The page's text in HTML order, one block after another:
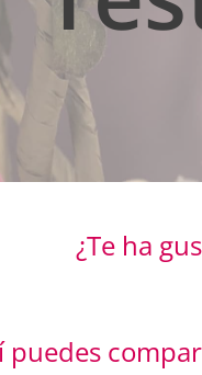
¿Te ha
puedes